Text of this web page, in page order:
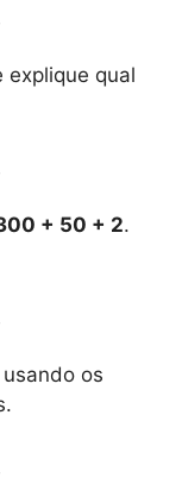
explique qual
+ 50 + 2.
os